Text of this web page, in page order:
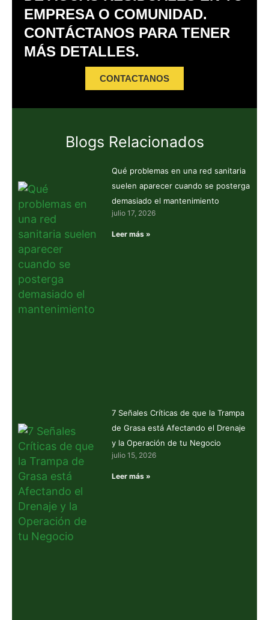
EMPRESA O COMUNIDAD.
CONTÁCTANOS PARA TENER
MÁS DETALLES.
CONTACTANOS
Blogs Relacionados
Qué problemas en una red sanitaria
suelen aparecer cuando se posterga
demasiado el mantenimiento
julio 17, 2026
Leer más »
7 Señales Críticas de que la Trampa
de Grasa está Afectando el Drenaje
y la Operación de tu Negocio
julio 15, 2026
Leer más »